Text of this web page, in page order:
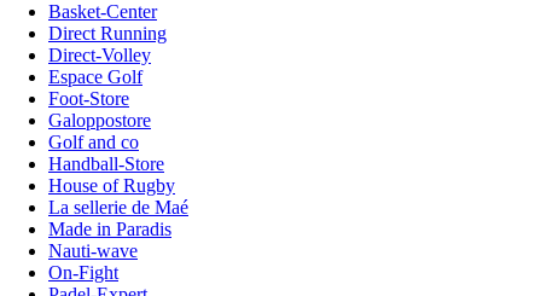
Basket-Center
Direct Running
Direct-Volley
Espace Golf
Foot-Store
Galoppostore
Golf and co
Handball-Store
House of Rugby
La sellerie de Maé
Made in Paradis
Nauti-wave
On-Fight